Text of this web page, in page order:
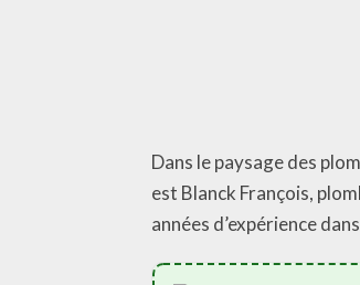
Dans le paysage des
est Blanck François,
années d’expérience